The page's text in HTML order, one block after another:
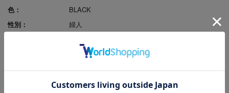
色：
BLACK
性別：
婦人
ソール素材：
合成ゴム
セメント